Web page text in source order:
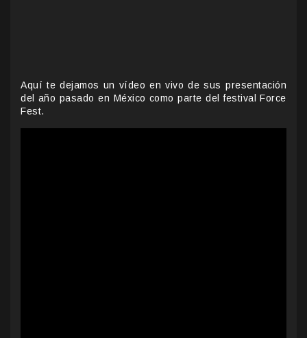
Aquí te dejamos un vídeo en vivo de sus presentación
del año pasado en México como parte del festival Force
Fest.